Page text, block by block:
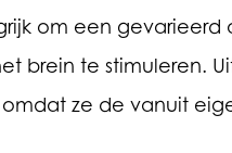
om een gevarieerd
brein te stimuleren.
ze de vanuit